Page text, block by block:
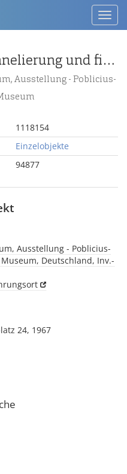
Block mit Pilasterkannelierung und figürlichem Relief (Kopf des Pan nach rechts)
Ausstellung - Poblicius-
1118154
Einzelobjekte
94877
Ausstellung - Poblicius-
Deutschland, Inv.-
24, 1967